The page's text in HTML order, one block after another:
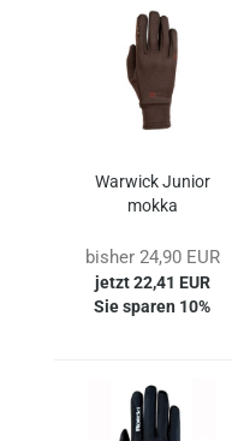
Warwick Junior
mokka
bisher 24,90 EUR
jetzt 22,41 EUR
Sie sparen 10%